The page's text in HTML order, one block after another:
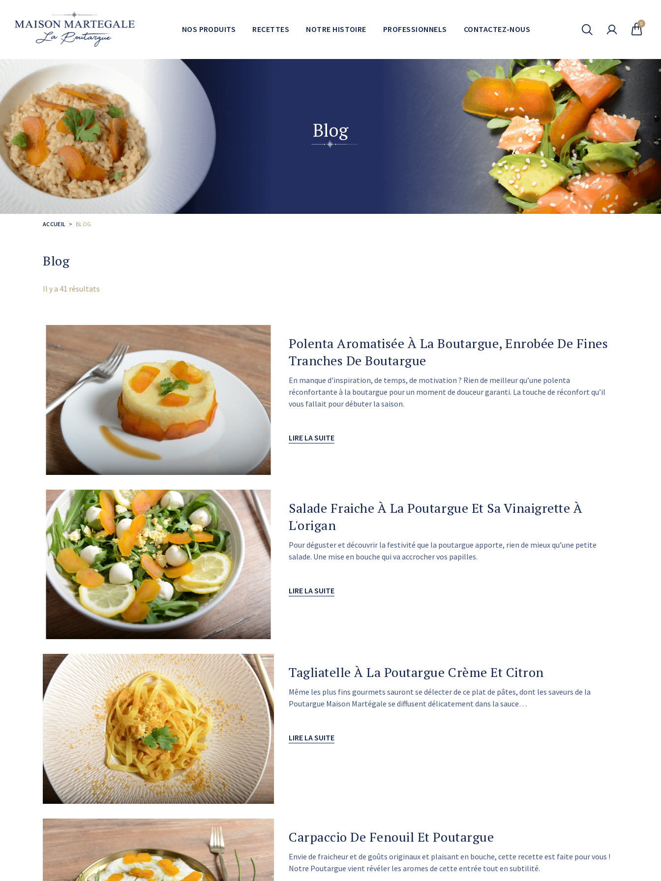
0
NOS PRODUITS RECETTES NOTRE HISTOIRE PROFESSIONNELS CONTACTEZ-NOUS
Blog
ACCUEIL BLOG
Blog
Il y a 41 résultats
Polenta Aromatisée À La Boutargue, Enrobée De Fines
Tranches De Boutargue
En manque d'inspiration, de temps, de motivation ? Rien de meilleur qu’une polenta
réconfortante à la boutargue pour un moment de douceur garanti. La touche de réconfort qu’il
vous fallait pour débuter la saison.
LIRE LA SUITE
Salade Fraiche À La Poutargue Et Sa Vinaigrette À
L'origan
Pour déguster et découvrir la festivité que la poutargue apporte, rien de mieux qu’une petite
salade. Une mise en bouche qui va accrocher vos papilles.
LIRE LA SUITE
Tagliatelle À La Poutargue Crème Et Citron
Même les plus fins gourmets sauront se délecter de ce plat de pâtes, dont les saveurs de la
Poutargue Maison Martégale se diffusent délicatement dans la sauce…
LIRE LA SUITE
Carpaccio De Fenouil Et Poutargue
Envie de fraicheur et de goûts originaux et plaisant en bouche, cette recette est faite pour vous !
Notre Poutargue vient révéler les aromes de cette entrée tout en subtilité.